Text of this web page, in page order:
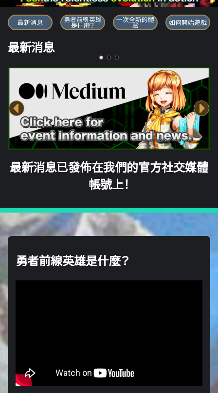
勇者前線英雄
最新消息 勇者前線英雄
是什麼？
一次全新的體
驗 如何開始遊戲
最新消息
最新消息已發佈在我們的官方社交媒體
帳號上！
勇者前線英雄是什麼？